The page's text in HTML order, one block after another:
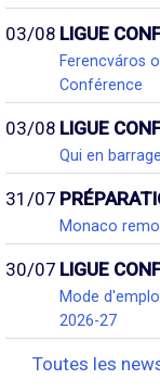
03/08 LIGUE
Ferencváros
Conférence
03/08 LIGUE
Qui en
31/07
Monaco
30/07 LIGUE
Mode
2026-27
Toutes les